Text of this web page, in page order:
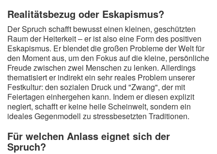
Realitätsbezug oder Eskapismus?
Der Spruch schafft bewusst einen kleinen, geschützten
Raum der Heiterkeit – er ist also eine Form des positiven
Eskapismus. Er blendet die großen Probleme der Welt für
den Moment aus, um den Fokus auf die kleine, persönliche
Freude zwischen zwei Menschen zu lenken. Allerdings
thematisiert er indirekt ein sehr reales Problem unserer
Festkultur: den sozialen Druck und "Zwang", der mit
Feiertagen einhergehen kann. Indem er diesen explizit
negiert, schafft er keine heile Scheinwelt, sondern ein
ideales Gegenmodell zu stressbesetzten Traditionen.
Für welchen Anlass eignet sich der
Spruch?